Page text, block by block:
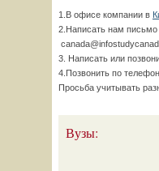
1.В офисе компании в
2.Написать нам письмо
3. Написать или
4.Позвонить по
Просьба учитывать
Вузы: